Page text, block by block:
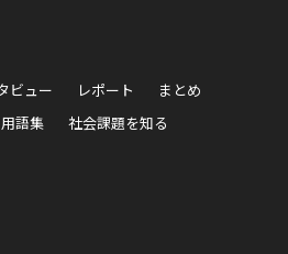
ビュー レポート
まとめ
用語集 社会課題を知る